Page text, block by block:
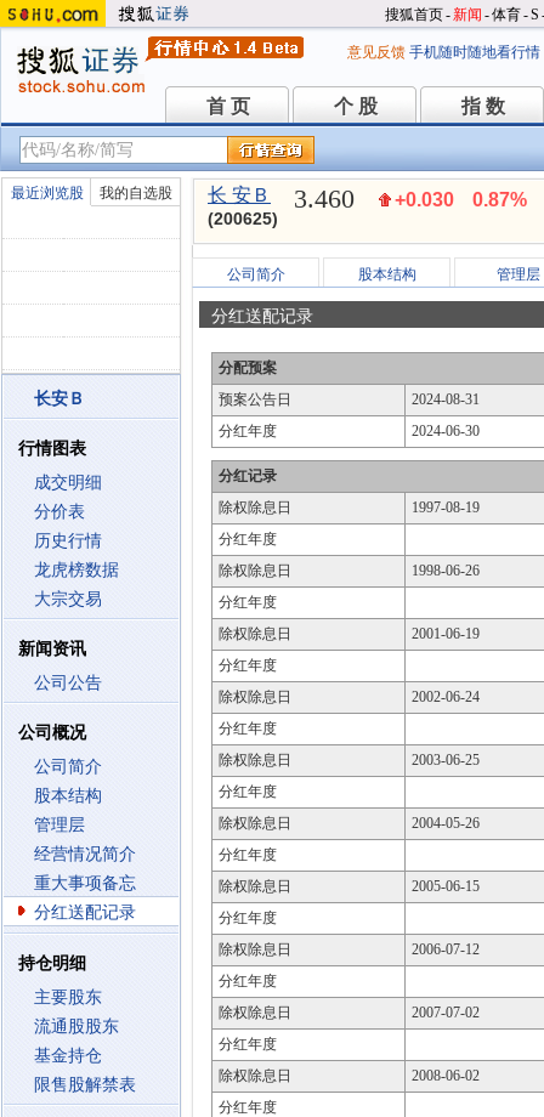
搜狐首页-新闻 -体育-S
意见反馈 手机随时随地看行情
首 页
首 页 个 股
个 股 指 数
指 数
最近浏览股 我的自选股
长安Ｂ
行情图表
成交明细
分价表
历史行情
龙虎榜数据
大宗交易
新闻资讯
公司公告
公司概况
公司简介
股本结构
管理层
经营情况简介
重大事项备忘
分红送配记录
持仓明细
主要股东
流通股股东
基金持仓
限售股解禁表
长 安Ｂ
(200625)
3.460 +0.030 0.87%
公司简介 股本结构 管理层
分红送配记录
分配预案
预案公告日
2024-08-31
分红年度
2024-06-30
分红记录
除权除息日
1997-08-19
分红年度
除权除息日
1998-06-26
分红年度
除权除息日
2001-06-19
分红年度
除权除息日
2002-06-24
分红年度
除权除息日
2003-06-25
分红年度
除权除息日
2004-05-26
分红年度
除权除息日
2005-06-15
分红年度
除权除息日
2006-07-12
分红年度
除权除息日
2007-07-02
分红年度
除权除息日
2008-06-02
分红年度